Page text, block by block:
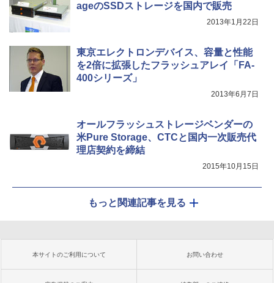
ageのSSDストレージを国内で販売
2013年1月22日
東京エレクトロンデバイス、容量と性能
を2倍に拡張したフラッシュアレイ「FA-
400シリーズ」
2013年6月7日
オールフラッシュストレージベンダーの
米Pure Storage、CTCと国内一次販売代
理店契約を締結
2015年10月15日
もっと関連記事を見る
本サイトのご利用について お問い合わせ